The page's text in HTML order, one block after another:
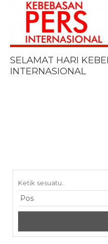
SELAMAT HARI
INTERNASIONAL